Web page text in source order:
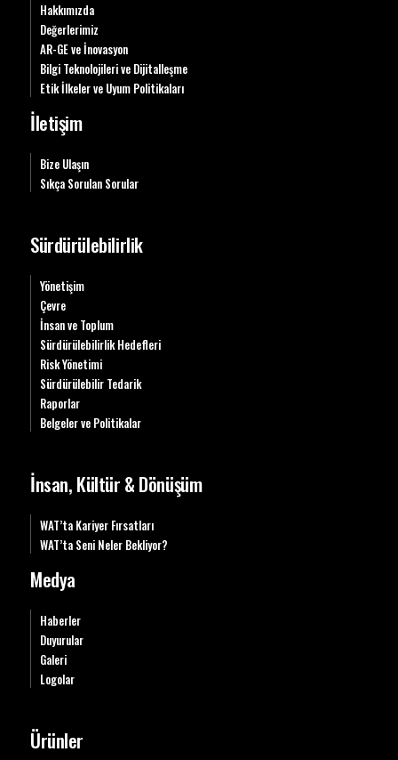
Hakkımızda
Değerlerimiz
AR-GE ve İnovasyon
Bilgi Teknolojileri ve Dijitalleşme
Etik İlkeler ve Uyum Politikaları
İletişim
Bize Ulaşın
Sıkça Sorulan Sorular
Sürdürülebilirlik
Yönetişim
Çevre
İnsan ve Toplum
Sürdürülebilirlik Hedefleri
Risk Yönetimi
Sürdürülebilir Tedarik
Raporlar
Belgeler ve Politikalar
İnsan, Kültür & Dönüşüm
WAT’ta Kariyer Fırsatları
WAT’ta Seni Neler Bekliyor?
Medya
Haberler
Duyurular
Galeri
Logolar
Ürünler